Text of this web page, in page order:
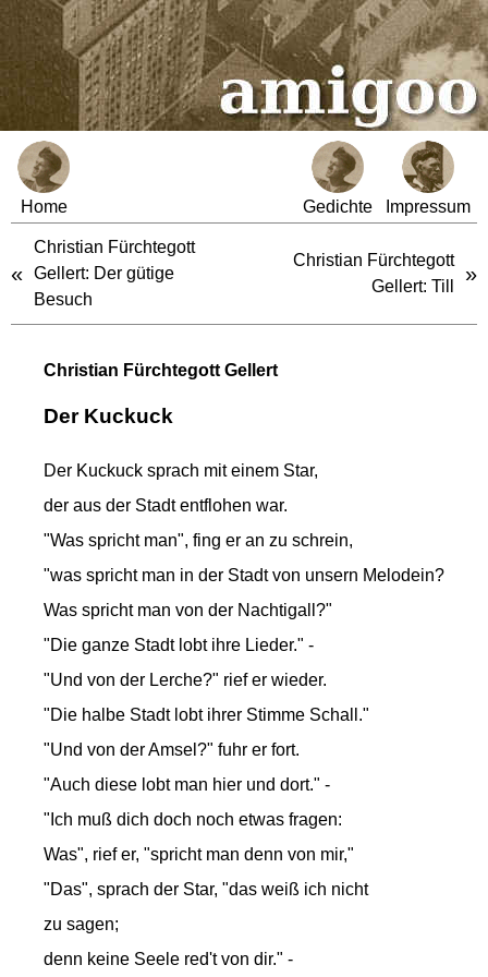
Home Gedichte Impressum
«
Christian Fürchtegott
Gellert: Der gütige
Besuch
Christian Fürchtegott
Gellert: Till
»
Christian Fürchtegott Gellert
Der Kuckuck
Der Kuckuck sprach mit einem Star,
der aus der Stadt entflohen war.
"Was spricht man", fing er an zu schrein,
"was spricht man in der Stadt von unsern Melodein?
Was spricht man von der Nachtigall?"
"Die ganze Stadt lobt ihre Lieder." -
"Und von der Lerche?" rief er wieder.
"Die halbe Stadt lobt ihrer Stimme Schall."
"Und von der Amsel?" fuhr er fort.
"Auch diese lobt man hier und dort." -
"Ich muß dich doch noch etwas fragen:
Was", rief er, "spricht man denn von mir,"
"Das", sprach der Star, "das weiß ich nicht
zu sagen;
denn keine Seele red't von dir." -